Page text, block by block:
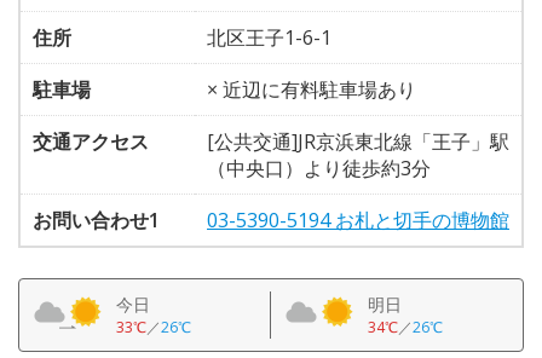
住所
北区王子1-6-1
駐車場
× 近辺に有料駐車場あり
交通アクセス
[公共交通]JR京浜東北線「王子」駅
（中央口）より徒歩約3分
お問い合わせ1
03-5390-5194 お札と切手の博物館
今日
33℃／26℃
明日
34℃／26℃